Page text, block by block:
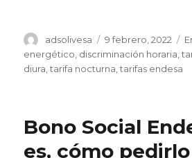
Autor
adsolivesa
Publicado
el
9 febrero, 2022
energético, discriminación horaria,
diura,tarifa nocturna,tarifas endesa
Bono Social
es, cómo